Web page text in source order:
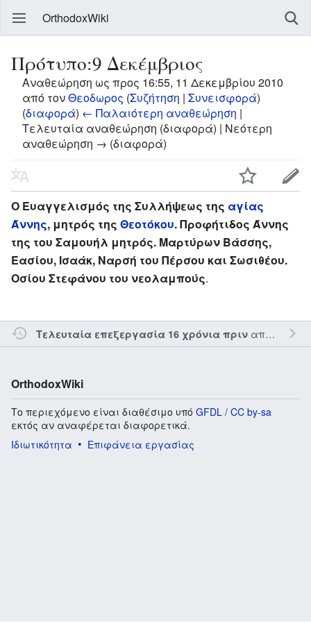
OrthodoxWiki
Πρότυπο:9 Δεκέμβριος
Αναθεώρηση ως προς 16:55, 11 Δεκεμβρίου 2010
από τονΘεοδωρος (Συζήτηση | Συνεισφορά)
(διαφορά) ← Παλαιότερη αναθεώρηση |
Τελευταία αναθεώρηση (διαφορά) | Νεότερη
αναθεώρηση → (διαφορά)
Ο Ευαγγελισμός της Συλλήψεως της αγίας
Άννης, μητρός της Θεοτόκου. Προφήτιδος Άννης
της του Σαμουήλ μητρός. Μαρτύρων Βάσσης,
Εασίου, Ισαάκ, Ναρσή του Πέρσου και Σωσιθέου.
Οσίου Στεφάνου του νεολαμπούς.
Τελευταία επεξεργασία 16 χρόνια πριναπό τον την
OrthodoxWiki
Το περιεχόμενο είναι διαθέσιμο υπό GFDL / CC by-sa
εκτός αν αναφέρεται διαφορετικά.
Ιδιωτικότητα
Επιφάνεια εργασίας